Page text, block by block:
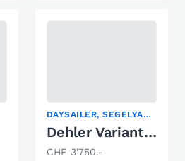
DAYSAILER, SEGELYACHT
Dehler Varianta K4
CHF 3'750.-